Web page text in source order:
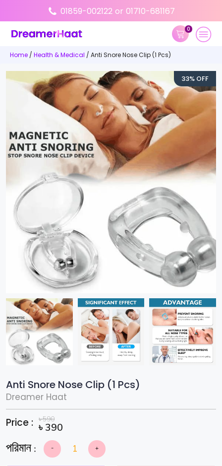
01859-002122 or 01710-681167
0
Home / Health & Medical / Anti Snore Nose Clip (1 Pcs)
33% OFF
Anti Snore Nose Clip (1 Pcs)
Dreamer Haat
Price : ৳590
৳ 390
- +